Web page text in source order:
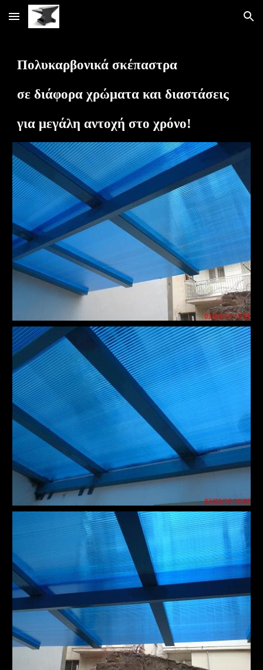
Skip to main content Skip to navigation
Πολυκαρβονικά σκέπαστρα
σε διάφορα χρώματα και διαστάσεις
για μεγάλη αντοχή στο χρόνο!